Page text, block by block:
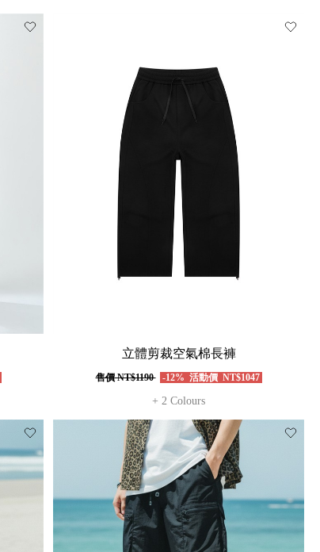
立體剪裁空氣棉長褲
售價NT$1190 -12% 活動價NT$1047
+ 2 Colours